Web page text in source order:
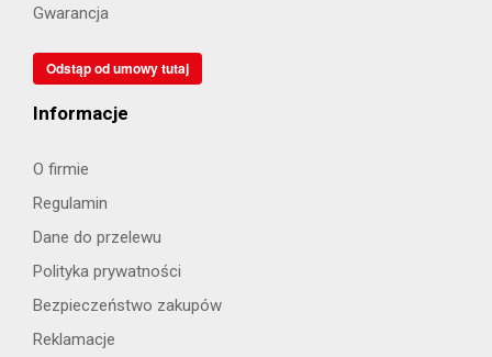
Gwarancja
Odstąp od umowy tutaj
Informacje
O firmie
Regulamin
Dane do przelewu
Polityka prywatności
Bezpieczeństwo zakupów
Reklamacje